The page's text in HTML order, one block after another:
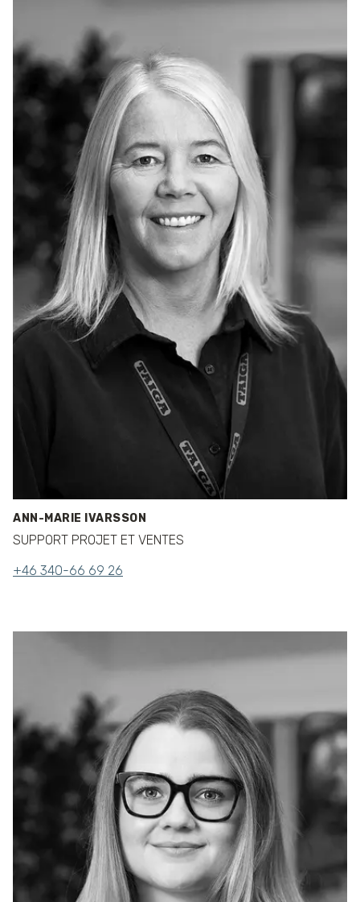
ANN-MARIE IVARSSON
SUPPORT PROJET ET VENTES
+46 340-66 69 26